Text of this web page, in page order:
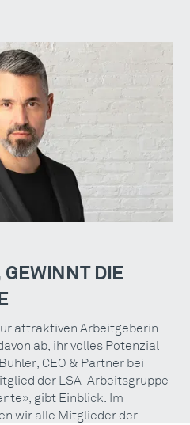
GEWINNT DIE
attraktiven Arbeitgeberin
ab, ihr volles Potenzial
CEO & Partner bei
der LSA-Arbeitsgruppe
gibt Einblick. Im
wir alle Mitglieder der